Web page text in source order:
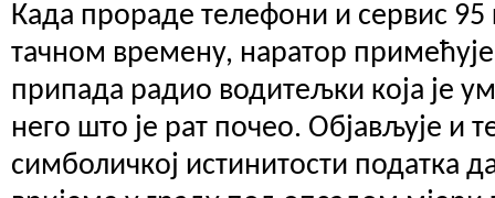
Када прораде телефони и сервис 95
тачном времену, наратор
припада радио водитељки која је
него што је рат почео. Објављује и
симболичкој истинитости податка